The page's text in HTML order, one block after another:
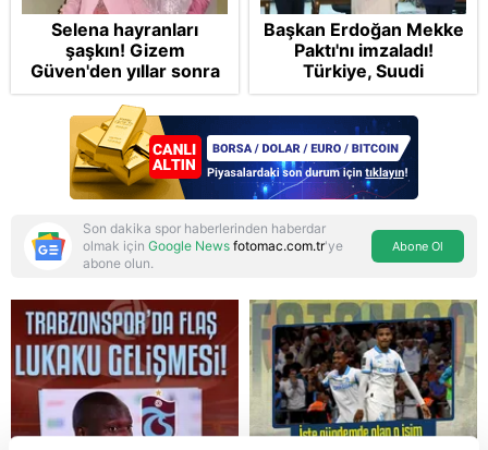
Reddet
Selena hayranları
şaşkın! Gizem
Güven'den yıllar sonra
gelen Cansu Demirci
itirafı! "Konuşmuyoruz"
Başkan Erdoğan Mekke
Paktı'nı imzaladı!
Türkiye, Suudi
Arabistan ve
Pakistan'dan stratejik
güvenlik adımı:
Anlaşmanın tüm
detayları
Son dakika spor haberlerinden haberdar
olmak için Google News fotomac.com.tr'ye
abone olun.
Abone Ol